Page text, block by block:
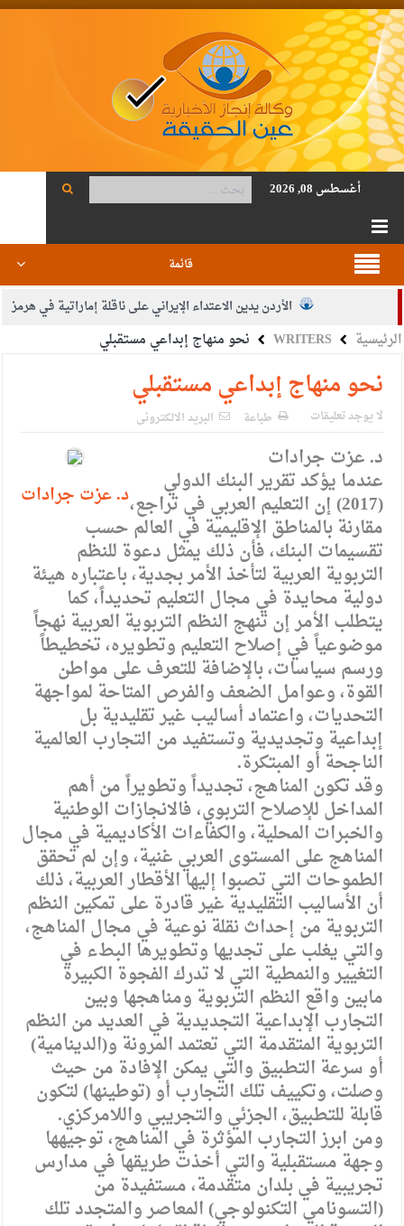
أغسطس 08, 2026
قائمة
الأردن يدين الاعتداء الإيراني على ناقلة إماراتية في هرمز
الصحة: 1257 شهيدا بغزة منذ وقف النار
والدة الزميل أنس المجالي في ذمة الله
حزب التغيير يطلق فعاليات اعمال المدرسة الحزبية..صور
مدير مهرجان جرش.. نهج ميداني يؤمن بلغة الحوار والشراكة
الرئيسية WRITERS نحو منهاج إبداعي مستقبلي
نحو منهاج إبداعي مستقبلي
لا يوجد تعليقات طباعة البريد الالكترونى
د. عزت جرادات
د. عزت جرادات
عندما يؤكد تقرير البنك الدولي
(2017) إن التعليم العربي في تراجع،
مقارنة بالمناطق الإقليمية في العالم حسب
تقسيمات البنك، فأن ذلك يمثل دعوة للنظم
التربوية العربية لتأخذ الأمر بجدية، باعتباره هيئة
دولية محايدة في مجال التعليم تحديداً، كما
يتطلب الأمر إن تنهج النظم التربوية العربية نهجاً
موضوعياً في إصلاح التعليم وتطويره، تخطيطاً
ورسم سياسات، بالإضافة للتعرف على مواطن
القوة، وعوامل الضعف والفرص المتاحة لمواجهة
التحديات، واعتماد أساليب غير تقليدية بل
إبداعية وتجديدية وتستفيد من التجارب العالمية
الناجحة أو المبتكرة.
وقد تكون المناهج، تجديداً وتطويراً من أهم
المداخل للإصلاح التربوي، فالانجازات الوطنية
والخبرات المحلية، والكفاءات الأكاديمية في مجال
المناهج على المستوى العربي غنية، وإن لم تحقق
الطموحات التي تصبوا إليها الأقطار العربية، ذلك
أن الأساليب التقليدية غير قادرة على تمكين النظم
التربوية من إحداث نقلة نوعية في مجال المناهج،
والتي يغلب على تجديها وتطويرها البطء في
التغيير والنمطية التي لا تدرك الفجوة الكبيرة
مابين واقع النظم التربوية ومناهجها وبين
التجارب الإبداعية التجديدية في العديد من النظم
التربوية المتقدمة التي تعتمد المرونة و(الدينامية)
أو سرعة التطبيق والتي يمكن الإفادة من حيث
وصلت، وتكييف تلك التجارب أو (توطينها) لتكون
قابلة للتطبيق، الجزئي والتجريبي واللامركزي.
ومن ابرز التجارب المؤثرة في المناهج، توجيهها
وجهة مستقبلية والتي أخذت طريقها في مدارس
تجريبية في بلدان متقدمة، مستفيدة من
(التسونامي التكنولوجي) المعاصر والمتجدد تلك